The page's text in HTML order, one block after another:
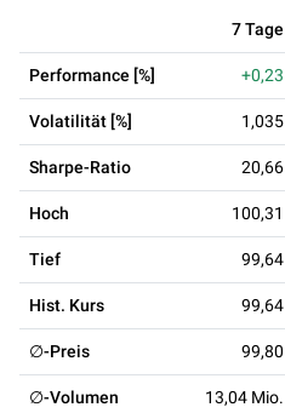
7 Tage
Performance [%] +0,23
Volatilität [%] 1,035
Sharpe-Ratio 20,66
Hoch 100,31
Tief 99,64
Hist. Kurs 99,64
∅-Preis 99,80
∅-Volumen 13,04 Mio.